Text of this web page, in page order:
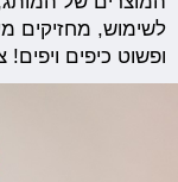
לשימוש, מחזיקים
ופשוט כיפים ויפים!